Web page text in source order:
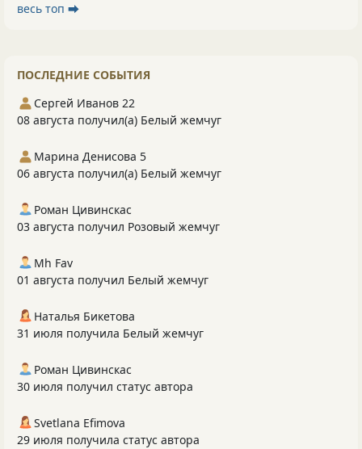
весь топ ⮕
ПОСЛЕДНИЕ СОБЫТИЯ
Сергей Иванов 22
08 августа получил(а) Белый жемчуг
Марина Денисова 5
06 августа получил(а) Белый жемчуг
Роман Цивинскас
03 августа получил Розовый жемчуг
Mh Fav
01 августа получил Белый жемчуг
Наталья Бикетова
31 июля получила Белый жемчуг
Роман Цивинскас
30 июля получил статус автора
Svetlana Efimova
29 июля получила статус автора